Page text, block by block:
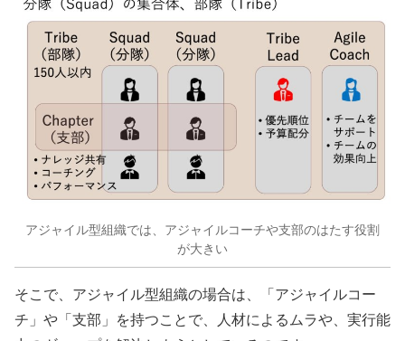
アジャイル型組織では、アジャイルコーチや支部のはたす役割
が大きい
そこで、アジャイル型組織の場合は、「アジャイルコー
チ」や「支部」を持つことで、人材によるムラや、実行能